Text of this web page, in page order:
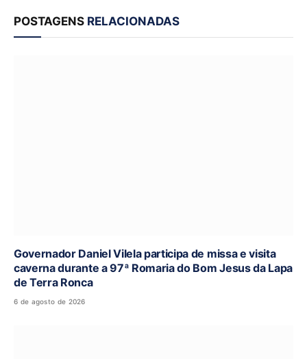
POSTAGENS RELACIONADAS
Governador Daniel Vilela participa de missa e visita
caverna durante a 97ª Romaria do Bom Jesus da Lapa
de Terra Ronca
6 de agosto de 2026